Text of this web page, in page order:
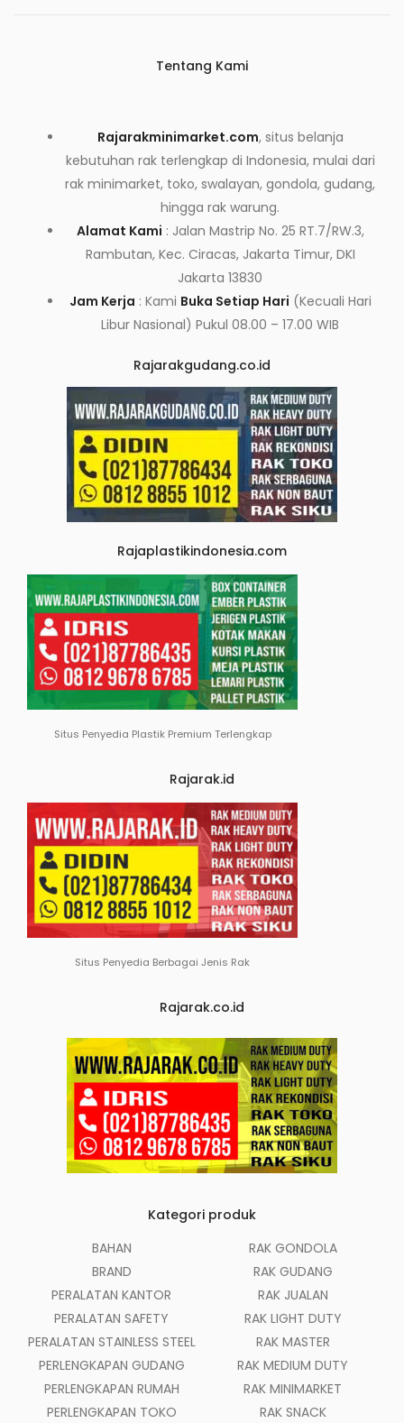
Tentang Kami
Rajarakminimarket.com, situs belanja
kebutuhan rak terlengkap di Indonesia, mulai dari
rak minimarket, toko, swalayan, gondola, gudang,
hingga rak warung.
Alamat Kami : Jalan Mastrip No. 25 RT.7/RW.3,
Rambutan, Kec. Ciracas, Jakarta Timur, DKI
Jakarta 13830
Jam Kerja : Kami Buka Setiap Hari (Kecuali Hari
Libur Nasional) Pukul 08.00 – 17.00 WIB
Rajarakgudang.co.id
Rajaplastikindonesia.com
Situs Penyedia Plastik Premium Terlengkap
Rajarak.id
Situs Penyedia Berbagai Jenis Rak
Rajarak.co.id
Kategori produk
BAHAN
BRAND
PERALATAN KANTOR
PERALATAN SAFETY
PERALATAN STAINLESS STEEL
PERLENGKAPAN GUDANG
PERLENGKAPAN RUMAH
PERLENGKAPAN TOKO
RAK GONDOLA
RAK GUDANG
RAK JUALAN
RAK LIGHT DUTY
RAK MASTER
RAK MEDIUM DUTY
RAK MINIMARKET
RAK SNACK